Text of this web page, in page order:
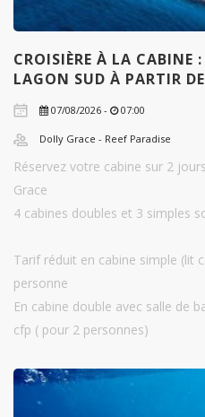
CROISIÈRE À LA CABINE
LAGON SUD À PARTIR
07/08/2026 - 07:00
Dolly Grace - Reef Paradise
Réservez votre cabine sur 2
Grace
4 cabines doubles et 3 simples
Tarif réduit en cabine simple (lit
personne
En cabine double avec salle de
cfp ( pour 2 personnes)